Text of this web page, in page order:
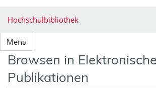
Hochschulbibliothek
Menü
Browsen in
Publikationen